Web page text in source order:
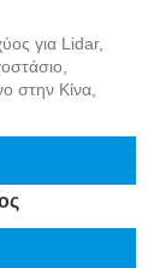
για Lidar,
στην Κίνα,